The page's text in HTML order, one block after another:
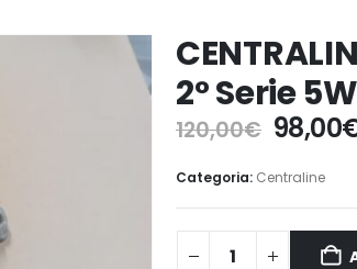
2° Serie
120,00€ Il
prezzo
era:
98,00
Categoria: Centraline